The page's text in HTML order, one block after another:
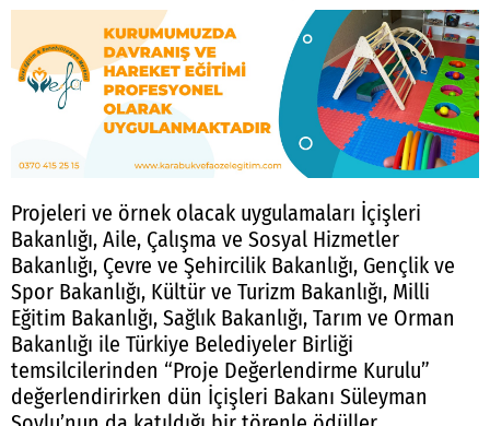
Projeleri ve örnek olacak uygulamaları İçişleri
Bakanlığı, Aile, Çalışma ve Sosyal Hizmetler
Bakanlığı, Çevre ve Şehircilik Bakanlığı, Gençlik ve
Spor Bakanlığı, Kültür ve Turizm Bakanlığı, Milli
Eğitim Bakanlığı, Sağlık Bakanlığı, Tarım ve Orman
Bakanlığı ile Türkiye Belediyeler Birliği
temsilcilerinden “Proje Değerlendirme Kurulu”
değerlendirirken dün İçişleri Bakanı Süleyman